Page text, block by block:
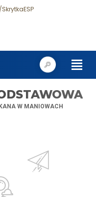
W MANIOWACH